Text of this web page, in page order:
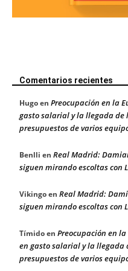
Comentarios recientes
Hugoen Preocupación en la
gasto salarial y la llegada de
presupuestos de varios
Benlli en Real Madrid:
siguen mirando escoltas con
Vikingoen Real Madrid:
siguen mirando escoltas con
Tímidoen Preocupación en
en gasto salarial y la llegada
presupuestos de varios